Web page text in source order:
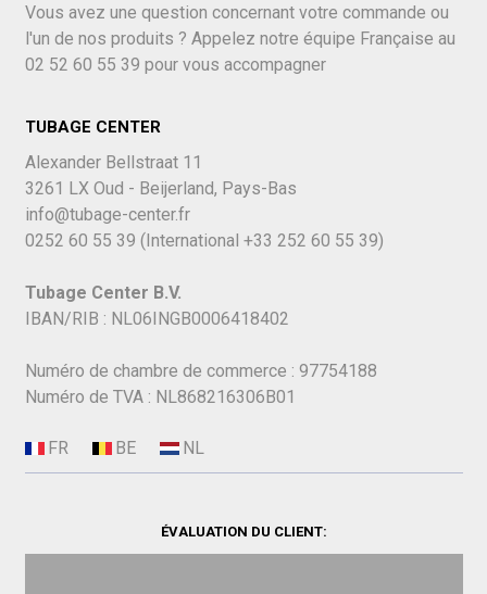
Vous avez une question concernant votre commande ou
l'un de nos produits ? Appelez notre équipe Française au
02 52 60 55 39 pour vous accompagner
TUBAGE CENTER
Alexander Bellstraat 11
3261 LX Oud - Beijerland, Pays-Bas
info@tubage-center.fr
0252 60 55 39 (International +33 252 60 55 39)
Tubage Center B.V.
IBAN/RIB : NL06INGB0006418402
Numéro de chambre de commerce : 97754188
Numéro de TVA : NL868216306B01
ÉVALUATION DU CLIENT: